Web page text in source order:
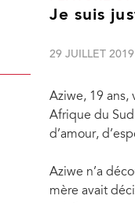
Je suis
29 JUILLET 2019
Aziwe, 19 ans,
Afrique du
d’amour,
Aziwe n’a
mère avait